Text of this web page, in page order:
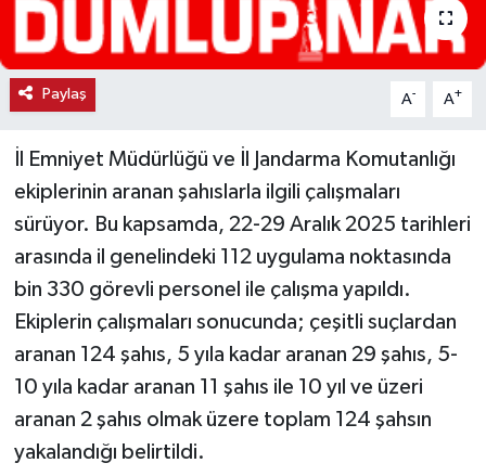
Paylaş A- A+
İl Emniyet Müdürlüğü ve İl Jandarma Komutanlığı
ekiplerinin aranan şahıslarla ilgili çalışmaları
sürüyor. Bu kapsamda, 22-29 Aralık 2025 tarihleri
arasında il genelindeki 112 uygulama noktasında
bin 330 görevli personel ile çalışma yapıldı.
Ekiplerin çalışmaları sonucunda; çeşitli suçlardan
aranan 124 şahıs, 5 yıla kadar aranan 29 şahıs, 5-
10 yıla kadar aranan 11 şahıs ile 10 yıl ve üzeri
aranan 2 şahıs olmak üzere toplam 124 şahsın
yakalandığı belirtildi.
Gündem
Haber
Haber İlanlar
Kültür-Sanat
Magazin
Resmi İlanlar
Seri İlan